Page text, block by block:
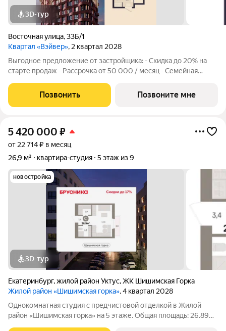
3D-тур
Восточная улица,33Б/1
Квартал «Вэйвер», 2 квартал 2028
Выгодное предложение от застройщика: - Скидка до 20% на
старте продаж - Рассрочка от 50 000 / месяц - Семейная
квартиры-студии в Жилом квартале Вэйвер от Девелоперской
компании Люди, общей
Позвонить Позвоните мне
5 420 000 ₽
от 22 714 ₽ в месяц
26,9 м²
квартира-студия 5 этаж из 9
новостройка
3D-тур
Екатеринбург,жилой район Уктус,ЖК Шишимская Горка
Жилой район «Шишимская горка», 4 квартал 2028
Однокомнатная студия с предчистовой отделкой в Жилой
район «Шишимская горка» на 5 этаже. Общая площадь: 26.89